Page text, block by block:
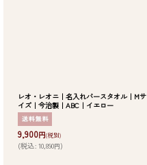
レオ・レオニ｜名入れバースタオル｜Mサ
イズ｜今治製｜ABC｜イエロー
9,900円(税別)
(税込: 10,890円)